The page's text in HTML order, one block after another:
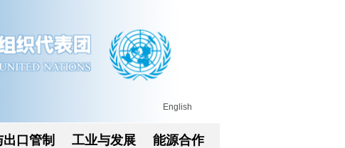
English
口管制 工业与发展 能源合作